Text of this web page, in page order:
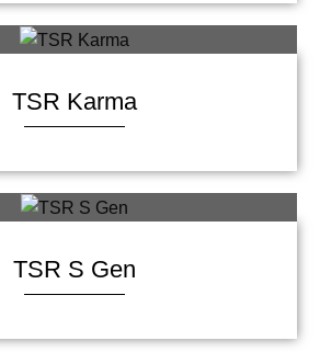
TSR Karma
TSR S Gen